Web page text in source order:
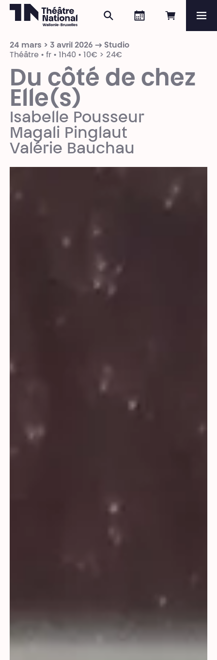
Réserver
Agenda
Rechercher
Programme
24 mars > 3 avril 2026 → Studio
Théâtre • fr • 1h40 • 10€ > 24€
Du côté de chez
Elle(s)
Isabelle Pousseur
Magali Pinglaut
Valérie Bauchau